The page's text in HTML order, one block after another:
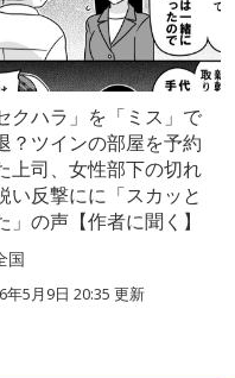
クハラ」を「ミス」で
？ツインの部屋を予約
上司、女性部下の切れ
い反撃にに「スカッと
」の声【作者に聞く】
国
年5月9日 20:35 更新